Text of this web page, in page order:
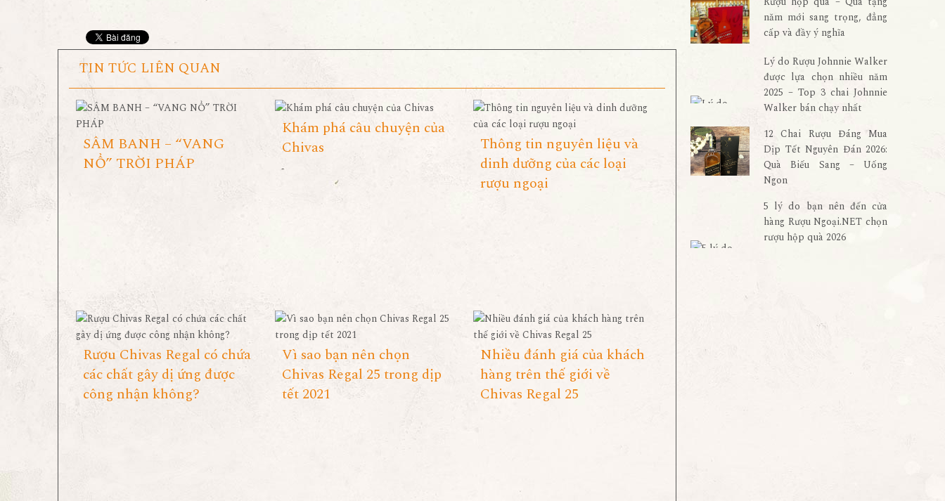
TIN TỨC LIÊN QUAN
SÂM BANH – “VANG
NỔ” TRỜI PHÁP
Khám phá câu chuyện của
Chivas
Thông tin nguyên liệu và
dinh dưỡng của các loại
rượu ngoại
Rượu Chivas Regal có chứa
các chất gây dị ứng được
công nhận không?
Vì sao bạn nên chọn
Chivas Regal 25 trong dịp
tết 2021
Nhiều đánh giá của khách
hàng trên thế giới về
Chivas Regal 25
năm mới sang trọng, đẳng
cấp và đầy ý nghĩa
Lý do Rượu Johnnie Walker
được lựa chọn nhiều năm
2025 – Top 3 chai Johnnie
Walker bán chạy nhất
12 Chai Rượu Đáng Mua
Dịp Tết Nguyên Đán 2026:
Quà Biếu Sang – Uống
Ngon
5 lý do bạn nên đến cửa
hàng Rượu Ngoại.NET chọn
rượu hộp quà 2026